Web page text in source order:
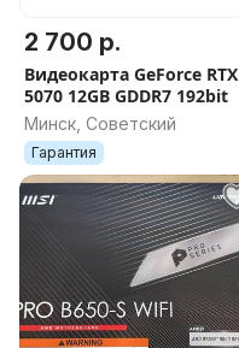
2 700 р.
Видеокарта GeForce RTX
5070 12GB GDDR7 192bit
Минск, Советский
Гарантия